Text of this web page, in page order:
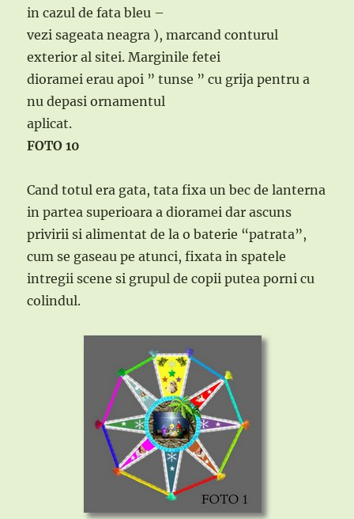
in cazul de fata bleu –
vezi sageata neagra ), marcand conturul
exterior al sitei. Marginile fetei
dioramei erau apoi ” tunse ” cu grija pentru a
nu depasi ornamentul
aplicat.
FOTO 10
Cand totul era gata, tata fixa un bec de lanterna
in partea superioara a dioramei dar ascuns
privirii si alimentat de la o baterie “patrata”,
cum se gaseau pe atunci, fixata in spatele
intregii scene si grupul de copii putea porni cu
colindul.